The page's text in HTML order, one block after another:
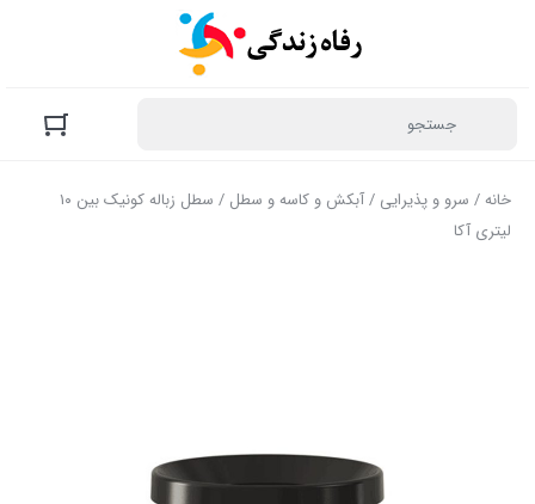
خانه/ سرو و پذیرایی /آبکش و کاسه و سطل
/ سطل زباله کونیک بین ۱۰
لیتری آکا